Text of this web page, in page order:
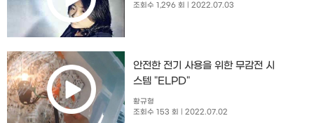
조회수 1,296 회
| 2022.07.03
안전한 전기 사용을 위한 무감전 시
스템 "ELPD"
황규형
조회수 153 회
| 2022.07.02